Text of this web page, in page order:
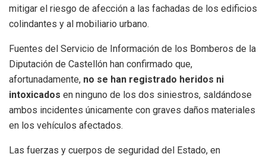
mitigar el riesgo de afección a las fachadas de los edificios
colindantes y al mobiliario urbano.
Fuentes del Servicio de Información de los Bomberos de la
Diputación de Castellón han confirmado que,
afortunadamente, no se han registrado heridos ni
intoxicados en ninguno de los dos siniestros, saldándose
ambos incidentes únicamente con graves daños materiales
en los vehículos afectados.
Las fuerzas y cuerpos de seguridad del Estado, en